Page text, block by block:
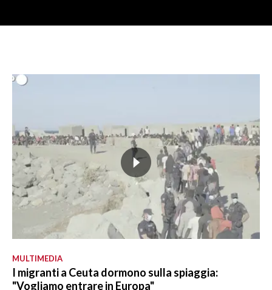
MULTIMEDIA
I migranti a Ceuta dormono sulla spiaggia:
"Vogliamo entrare in Europa"